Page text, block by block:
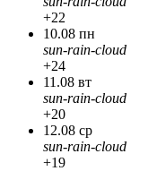
+22
10.08 пн
sun-rain-cloud
+24
11.08 вт
sun-rain-cloud
+20
12.08 ср
sun-rain-cloud
+19